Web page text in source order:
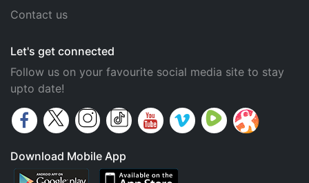
Contact us
Let's get connected
Follow us on your favourite social media site to stay
upto date!
Download Mobile App